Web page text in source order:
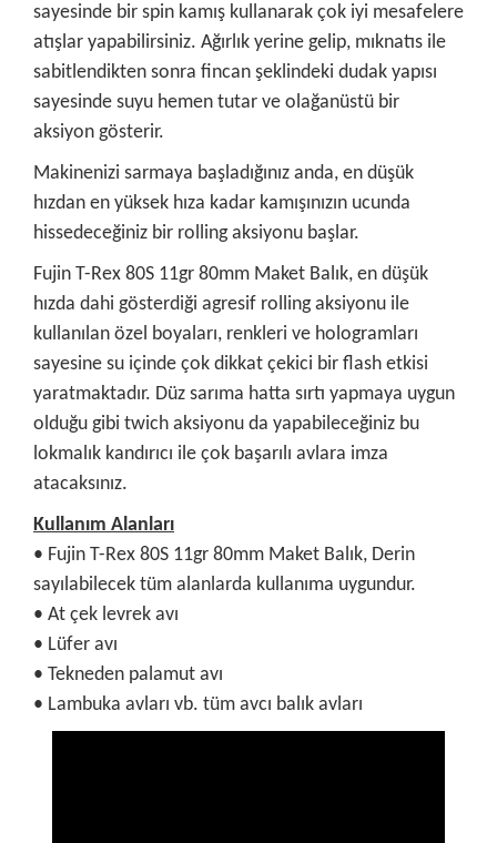
sayesinde bir spin kamış kullanarak çok iyi mesafelere
atışlar yapabilirsiniz. Ağırlık yerine gelip, mıknatıs ile
sabitlendikten sonra fincan şeklindeki dudak yapısı
sayesinde suyu hemen tutar ve olağanüstü bir
aksiyon gösterir.
Makinenizi sarmaya başladığınız anda, en düşük
hızdan en yüksek hıza kadar kamışınızın ucunda
hissedeceğiniz bir rolling aksiyonu başlar.
Fujin T-Rex 80S 11gr 80mm Maket Balık, en düşük
hızda dahi gösterdiği agresif rolling aksiyonu ile
kullanılan özel boyaları, renkleri ve hologramları
sayesine su içinde çok dikkat çekici bir flash etkisi
yaratmaktadır. Düz sarıma hatta sırtı yapmaya uygun
olduğu gibi twich aksiyonu da yapabileceğiniz bu
lokmalık kandırıcı ile çok başarılı avlara imza
atacaksınız.
Kullanım Alanları
• Fujin T-Rex 80S 11gr 80mm Maket Balık, Derin
sayılabilecek tüm alanlarda kullanıma uygundur.
• At çek levrek avı
• Lüfer avı
• Tekneden palamut avı
• Lambuka avları vb. tüm avcı balık avları